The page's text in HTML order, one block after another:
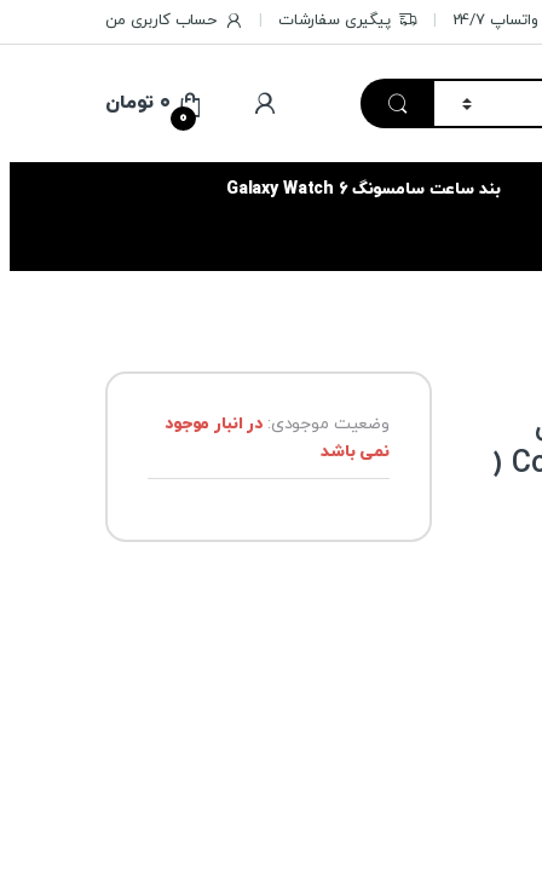
24/7 پیگیری سفارشات حساب کاربری من
0
۰ تومان
بند ساعت سامسونگ Galaxy Watch 6
Convertible Wireless Charger (
وضعیت موجودی:در انبار موجود
نمی باشد